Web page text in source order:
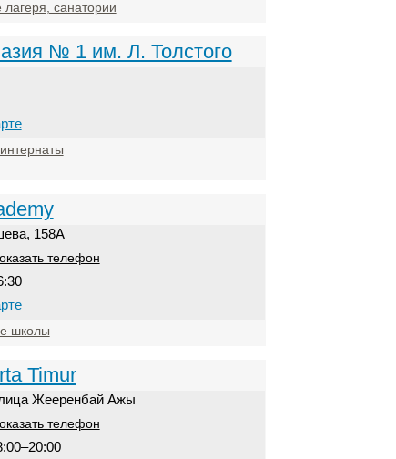
лагеря, санатории
№ 1 им. Л. Толстого
158А
телефон
школы
Timur
Жееренбай Ажы
телефон